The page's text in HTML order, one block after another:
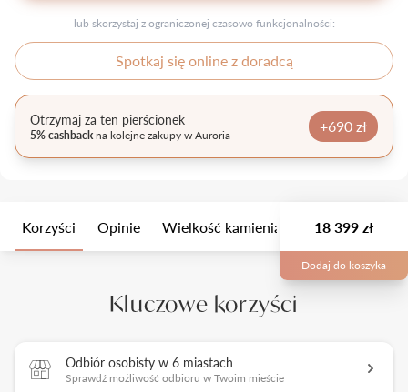
lub skorzystaj z ograniczonej czasowo funkcjonalności:
Spotkaj się online z doradcą
Otrzymaj za ten pierścionek
5% cashbackna kolejne zakupy w Auroria +690 zł
Korzyści Opinie Wielkość kamienia Opis
18 399 zł
Dodaj do koszyka
Kluczowe korzyści
Odbiór osobisty w 6 miastach
Sprawdź możliwość odbioru w Twoim mieście